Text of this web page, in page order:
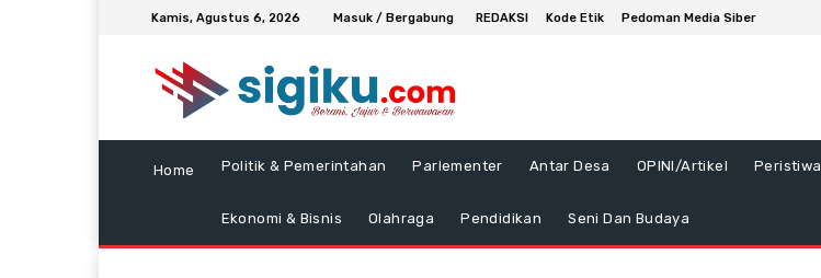
Kamis, Agustus 6, 2026 Masuk / Bergabung REDAKSI Kode Etik Pedoman Media Siber
Home Politik & Pemerintahan Parlementer Antar Desa OPINI/Artikel Peristiwa
Ekonomi & Bisnis Olahraga Pendidikan Seni Dan Budaya